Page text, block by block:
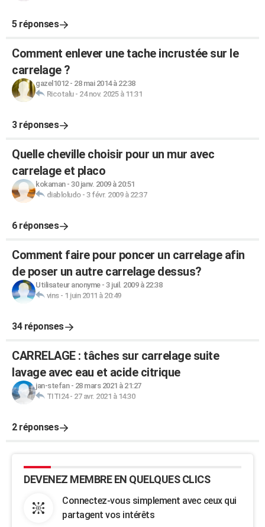
5 réponses
Comment enlever une tache incrustée sur le
carrelage ?
gazel1012- 28 mai 2014 à 22:38
Ricotalu- 24 nov. 2025 à 11:31
3 réponses
Quelle cheville choisir pour un mur avec
carrelage et placo
kokaman- 30 janv. 2009 à 20:51
diabloludo- 3 févr. 2009 à 22:37
6 réponses
Comment faire pour poncer un carrelage afin
de poser un autre carrelage dessus?
Utilisateur anonyme- 3 juil. 2009 à 22:38
vins- 1 juin 2011 à 20:49
34 réponses
CARRELAGE : tâches sur carrelage suite
lavage avec eau et acide citrique
jan-stefan- 28 mars 2021 à 21:27
TITI24- 27 avr. 2021 à 14:30
2 réponses
DEVENEZ MEMBRE EN QUELQUES CLICS
Connectez-vous simplement avec ceux qui
partagent vos intérêts